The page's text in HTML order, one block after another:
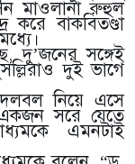
মাওলানা রুহুল
করে বাকবিতণ্ডা
দু’জনের সঙ্গেই
দুই ভাগে
নিয়ে এসে
সরে যেতে
এমনটাই